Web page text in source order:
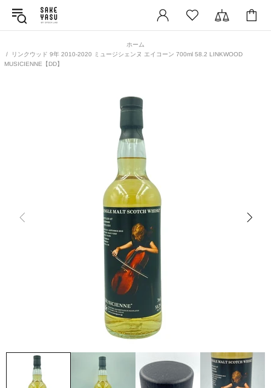
ホーム
リンクウッド 9年 2010-2020 ミュージシェンヌ エイコーン 700ml 58.2 LINKWOOD
MUSICIENNE【DD】